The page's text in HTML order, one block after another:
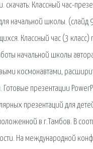
cкачать: Классный час-
начальной школы.
Классный час (3
начальной школы
космонавтами,
Готовые презентации
презентаций для
в г.Тамбов. В
На международной